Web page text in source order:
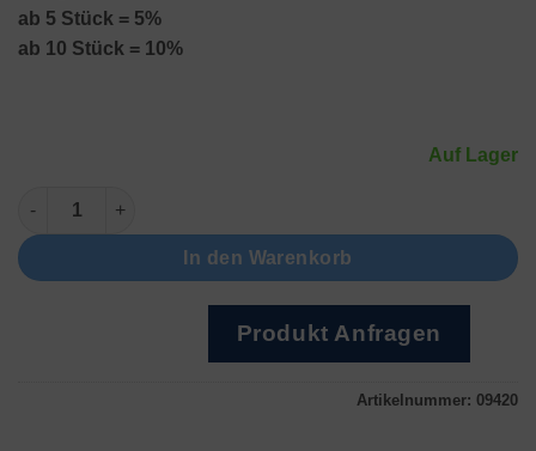
ab 5 Stück = 5%
ab 10 Stück = 10%
Auf Lager
Ringschneider Menge
In den Warenkorb
Produkt Anfragen
Artikelnummer: 09420